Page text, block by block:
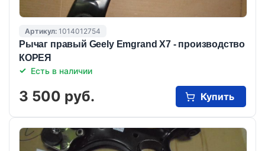
Артикул: 1014012754
Рычаг правый Geely Emgrand X7 - производство
КОРЕЯ
Есть в наличии
3 500 руб. Купить